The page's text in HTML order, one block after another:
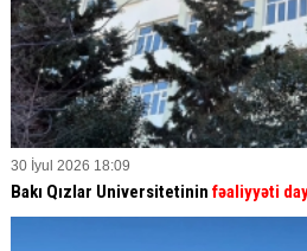
30 İyul 2026 18:09
Bakı Qızlar Universitetinin fəaliyyəti